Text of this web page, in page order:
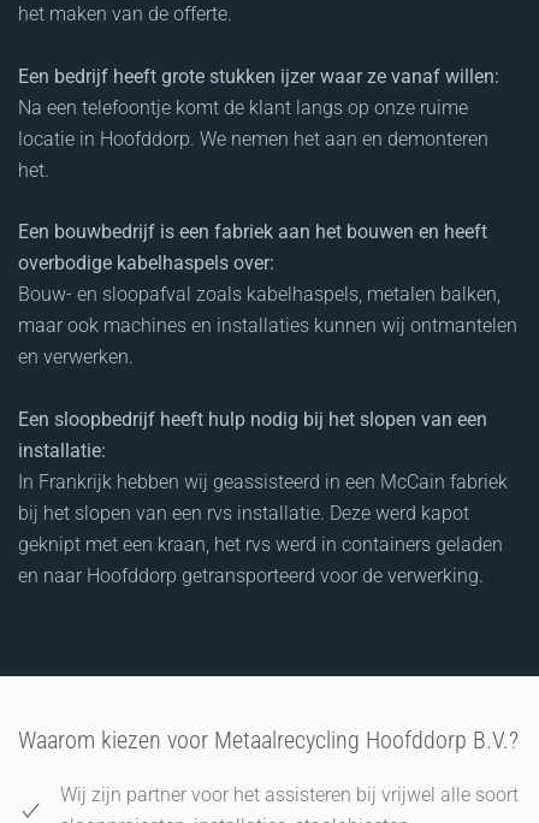
het maken van de offerte.
Een bedrijf heeft grote stukken ijzer waar ze vanaf willen:
Na een telefoontje komt de klant langs op onze ruime
locatie in Hoofddorp. We nemen het aan en demonteren
het.
Een bouwbedrijf is een fabriek aan het bouwen en heeft
overbodige kabelhaspels over:
Bouw- en sloopafval zoals kabelhaspels, metalen balken,
maar ook machines en installaties kunnen wij ontmantelen
en verwerken.
Een sloopbedrijf heeft hulp nodig bij het slopen van een
installatie:
In Frankrijk hebben wij geassisteerd in een McCain fabriek
bij het slopen van een rvs installatie. Deze werd kapot
geknipt met een kraan, het rvs werd in containers geladen
en naar Hoofddorp getransporteerd voor de verwerking.
Waarom kiezen voor Metaalrecycling Hoofddorp B.V.?
Wij zijn partner voor het assisteren bij vrijwel alle soort